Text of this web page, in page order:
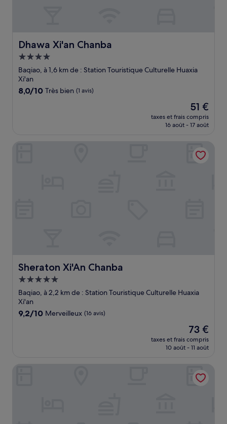
Dhawa Xi'an Chanba
Dhawa Xi'an Chanba
Hébergement
4.0 étoiles
Baqiao, à 1,6 km de : Station Touristique Culturelle Huaxia
Xi'an
8.0
8,0/10 Très bien (1 avis)
Le
nouveau
prix
de
51 €
51 €
taxes et frais compris
16 août - 17 août
Sheraton Xi'An Chanba
Sheraton Xi'An Chanba
Hébergement
5.0 étoiles
Baqiao, à 2,2 km de : Station Touristique Culturelle Huaxia
Xi'an
9.2
9,2/10 Merveilleux (16 avis)
Le
nouveau
prix
de
73 €
73 €
taxes et frais compris
10 août - 11 août